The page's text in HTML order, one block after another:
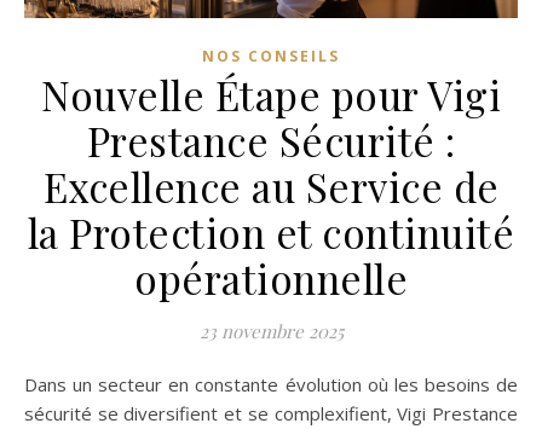
NOS CONSEILS
Nouvelle Étape pour Vigi
Prestance Sécurité :
Excellence au Service de
la Protection et continuité
opérationnelle
23 novembre 2025
Dans un secteur en constante évolution où les besoins de
sécurité se diversifient et se complexifient, Vigi Prestance